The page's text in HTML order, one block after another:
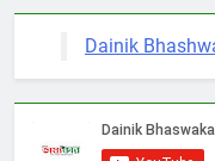
Dainik